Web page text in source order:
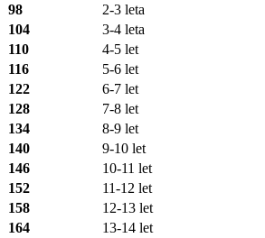
98
2-3 leta
104
3-4 leta
110
4-5 let
116
5-6 let
122
6-7 let
128
7-8 let
134
8-9 let
140
9-10 let
146
10-11 let
152
11-12 let
158
12-13 let
164
13-14 let